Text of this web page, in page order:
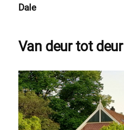
Dale
Van deur tot deur